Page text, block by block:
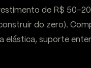
de R$ 50-
do zero).
elástica, suporte